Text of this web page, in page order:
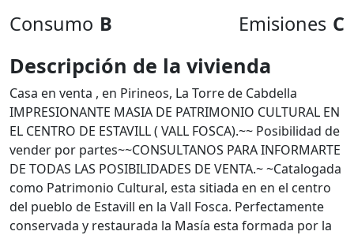
Consumo B Emisiones C
Descripción de la vivienda
Casa en venta , en Pirineos, La Torre de Cabdella
IMPRESIONANTE MASIA DE PATRIMONIO CULTURAL EN
EL CENTRO DE ESTAVILL ( VALL FOSCA).~~ Posibilidad de
vender por partes~~CONSULTANOS PARA INFORMARTE
DE TODAS LAS POSIBILIDADES DE VENTA.~ ~Catalogada
como Patrimonio Cultural, esta sitiada en en el centro
del pueblo de Estavill en la Vall Fosca. Perfectamente
conservada y restaurada la Masía esta formada por la